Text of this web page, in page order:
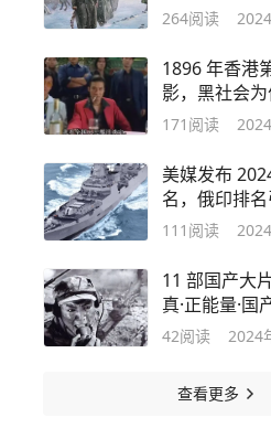
264阅读
1896 年香港
影，黑社会
足？
171 阅读
美媒发布
名，俄印排
吗？
111 阅读
11 部国产大
真·正能量·
42阅读 2024
查看更多